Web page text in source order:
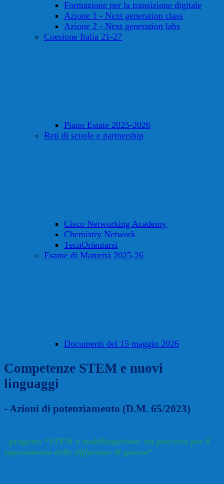
Formazione per la transizione digitale
Azione 1 - Next generation class
Azione 2 - Next generation labs
Coesione Italia 21-27
Piano Estate 2025-2026
Reti di scuole e partnership
Cisco Networking Academy
Chemistry Network
TecnOrientarsi
Esame di Maturità 2025-26
Documenti del 15 maggio 2026
Competenze STEM e nuovi
linguaggi
- Azioni di potenziamento (D.M. 65/2023)
progetto “STEM e multilinguismo: un percorso per il
superamento delle differenze di genere”